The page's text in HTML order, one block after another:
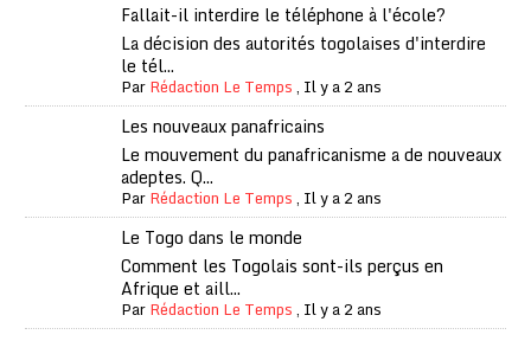
Fallait-il interdire le téléphone à l'école?
La décision des autorités togolaises d'interdire
le tél...
ParRédaction Le Temps, Il y a 2 ans
Les nouveaux panafricains
Le mouvement du panafricanisme a de nouveaux
adeptes. Q...
ParRédaction Le Temps, Il y a 2 ans
Le Togo dans le monde
Comment les Togolais sont-ils perçus en
Afrique et aill...
ParRédaction Le Temps, Il y a 2 ans